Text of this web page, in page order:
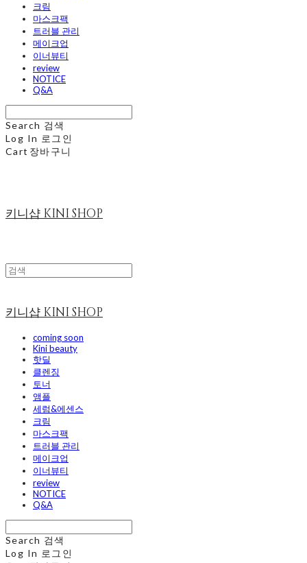
크림
마스크팩
트러블 관리
메이크업
이너뷰티
review
NOTICE
Q&A
Search 검색
Log In 로그인
Cart 장바구니
키니샵 KINI SHOP
키니샵 KINI SHOP
coming soon
Kini beauty
핫딜
클렌징
토너
앰플
세럼&에센스
크림
마스크팩
트러블 관리
메이크업
이너뷰티
review
NOTICE
Q&A
Search 검색
Log In 로그인